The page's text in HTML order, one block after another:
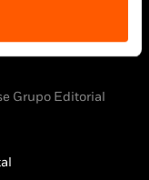
Grupo Editorial